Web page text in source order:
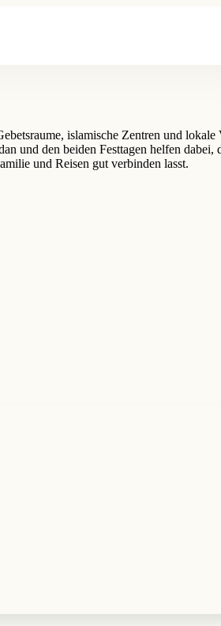
islamische Zentren und
und den beiden Festtagen helfen
und Reisen gut verbinden lasst.